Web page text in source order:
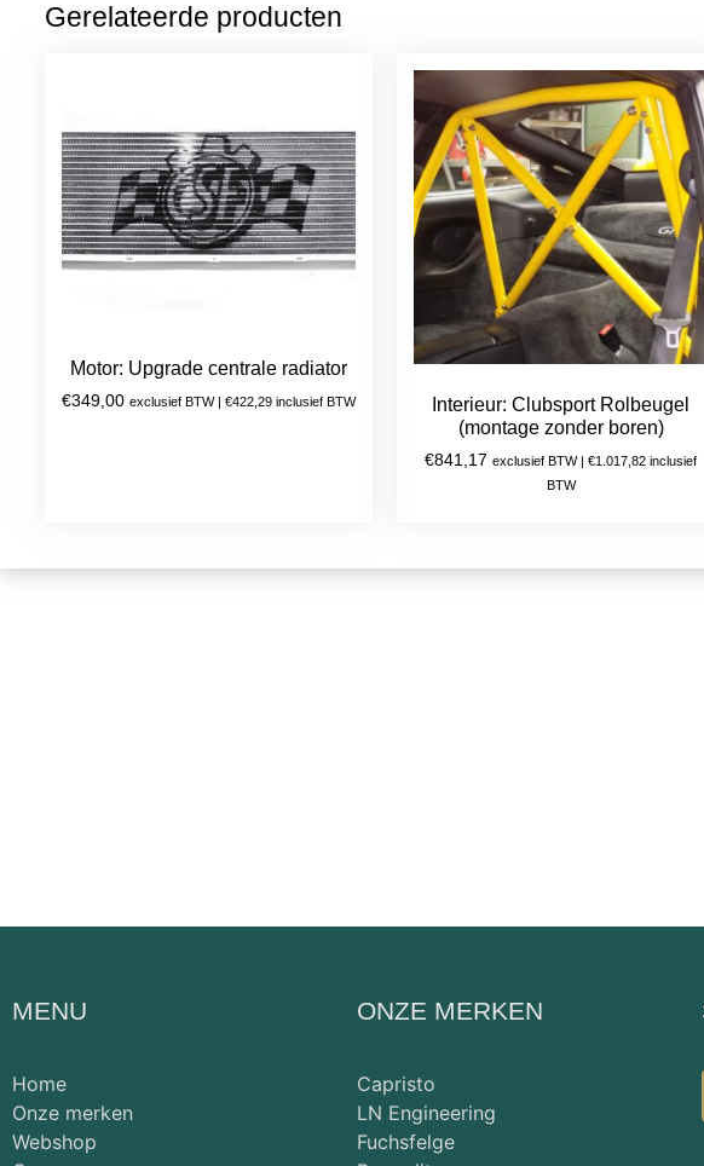
Gerelateerde producten
Motor: Upgrade centrale radiator
€349,00 exclusief BTW |€422,29 inclusief BTW
Interieur: Clubsport Rolbeugel
(montage zonder boren)
€841,17 exclusief BTW |€1.017,82 inclusief
BTW
MENU
Home
Onze merken
Webshop
ONZE MERKEN
Capristo
LN Engineering
Fuchsfelge